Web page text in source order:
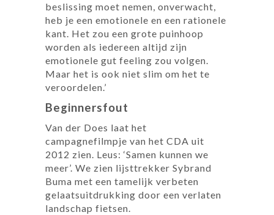
beslissing moet nemen, onverwacht,
heb je een emotionele en een rationele
kant. Het zou een grote puinhoop
worden als iedereen altijd zijn
emotionele gut feeling zou volgen.
Maar het is ook niet slim om het te
veroordelen.’
Beginnersfout
Van der Does laat het
campagnefilmpje van het CDA uit
2012 zien. Leus: ‘Samen kunnen we
meer’. We zien lijsttrekker Sybrand
Buma met een tamelijk verbeten
gelaatsuitdrukking door een verlaten
landschap fietsen.